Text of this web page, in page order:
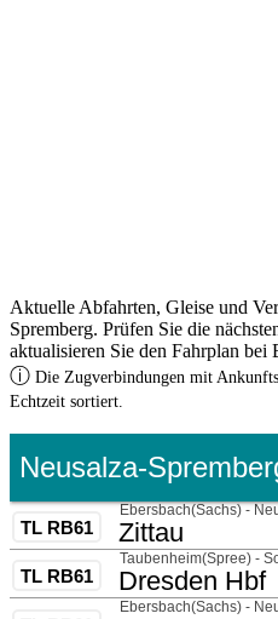
Aktuelle Abfahrten, Gleise und
Spremberg. Prüfen Sie die
aktualisieren Sie den Fahrplan bei
ⓘ Die Zugverbindungen mit
Echtzeit sortiert.